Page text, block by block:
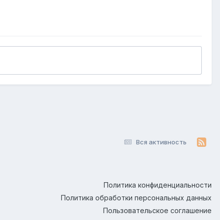
Вся активность
Политика конфиденциальности
Политика обработки персональных данных
Пользовательское соглашение